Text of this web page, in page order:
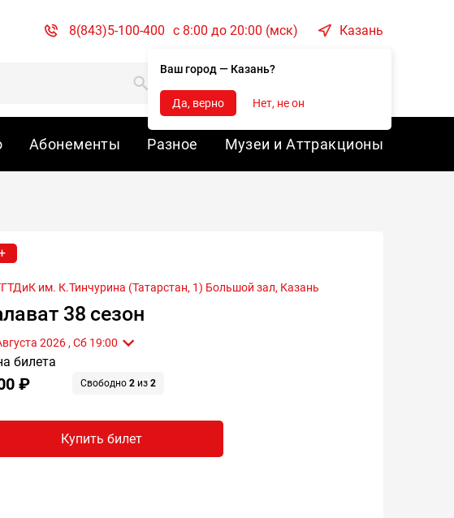
8(843)5-100-400 c 8:00 до 20:00 (мск) Казань
Ваш город — Казань?
Да, верно Нет, не он
Абонементы Разное Музеи и Аттракционы
им. К.Тинчурина (Татарстан, 1) Большой зал, Казань
38 сезон
15 Августа 2026 , Сб 19:00
билета
₽ Свободно 2из 2
Купить билет